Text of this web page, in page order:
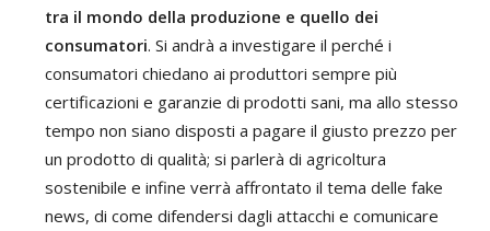
tra il mondo della produzione e quello dei
consumatori. Si andrà a investigare il perché i
consumatori chiedano ai produttori sempre più
certificazioni e garanzie di prodotti sani, ma allo stesso
tempo non siano disposti a pagare il giusto prezzo per
un prodotto di qualità; si parlerà di agricoltura
sostenibile e infine verrà affrontato il tema delle fake
news, di come difendersi dagli attacchi e comunicare